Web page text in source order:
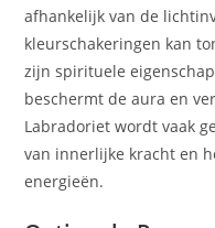
afhankelijk van de
kleurschakeringen kan
zijn spirituele
beschermt de aura en
Labradoriet wordt vaak
van innerlijke kracht en
energieën.